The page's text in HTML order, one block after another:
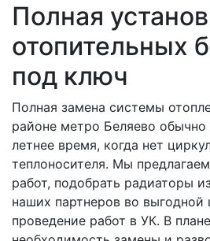
Полная
отопительных
под ключ
Полная замена системы
районе метро Беляево обычно
летнее время, когда нет
теплоносителя. Мы
работ, подобрать радиаторы
наших партнеров во выгодной
проведение работ в УК. В